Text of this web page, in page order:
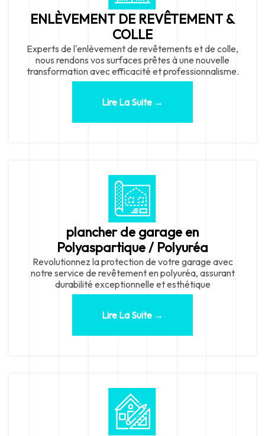
ENLÈVEMENT DE REVÊTEMENT &
COLLE
Experts de l'enlèvement de revêtements et de colle,
nous rendons vos surfaces prêtes à une nouvelle
transformation avec efficacité et professionnalisme.
Lire La Suite →
plancher de garage en
Polyaspartique / Polyuréa
Revolutionnez la protection de votre garage avec
notre service de revêtement en polyuréa, assurant
durabilité exceptionnelle et esthétique
Lire La Suite →